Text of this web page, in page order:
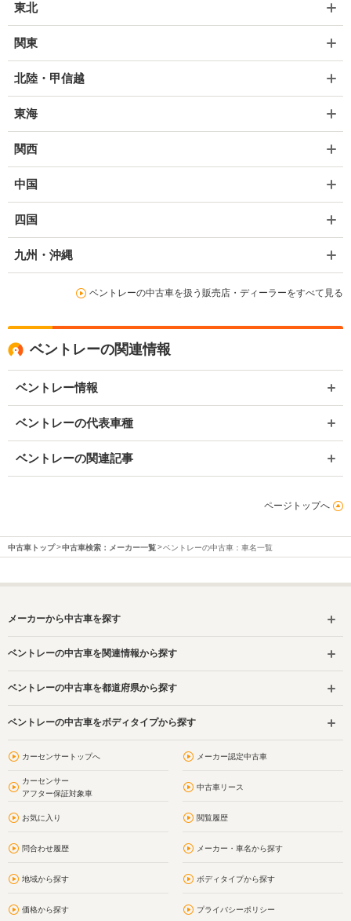
東北
関東
北陸・甲信越
東海
関西
中国
四国
九州・沖縄
ベントレーの中古車を扱う販売店・ディーラーをすべて見る
ベントレーの関連情報
ベントレー情報
ベントレーの代表車種
ベントレーの関連記事
ページトップへ
中古車トップ 中古車検索：メーカー一覧 ベントレーの中古車：車名一覧
メーカーから中古車を探す
ベントレーの中古車を関連情報から探す
ベントレーの中古車を都道府県から探す
ベントレーの中古車をボディタイプから探す
カーセンサートップへ メーカー認定中古車
カーセンサー
アフター保証対象車
中古車リース
お気に入り 閲覧履歴
問合わせ履歴 メーカー・車名から探す
地域から探す ボディタイプから探す
価格から探す プライバシーポリシー